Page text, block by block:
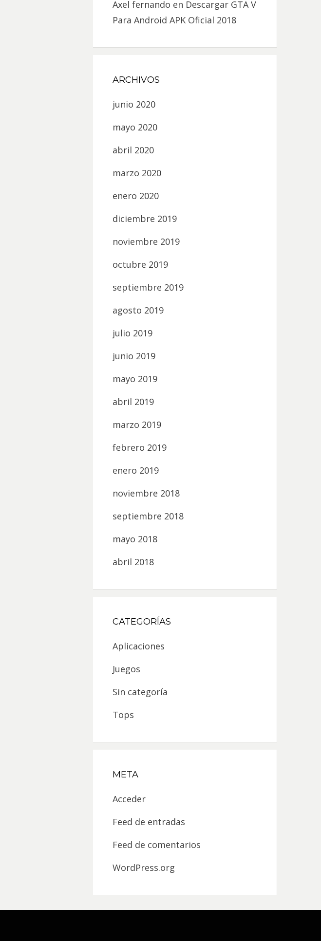
Axel fernando en Descargar GTA V
Para Android APK Oficial 2018
ARCHIVOS
junio 2020
mayo 2020
abril 2020
marzo 2020
enero 2020
diciembre 2019
noviembre 2019
octubre 2019
septiembre 2019
agosto 2019
julio 2019
junio 2019
mayo 2019
abril 2019
marzo 2019
febrero 2019
enero 2019
noviembre 2018
septiembre 2018
mayo 2018
abril 2018
CATEGORÍAS
Aplicaciones
Juegos
Sin categoría
Tops
META
Acceder
Feed de entradas
Feed de comentarios
WordPress.org